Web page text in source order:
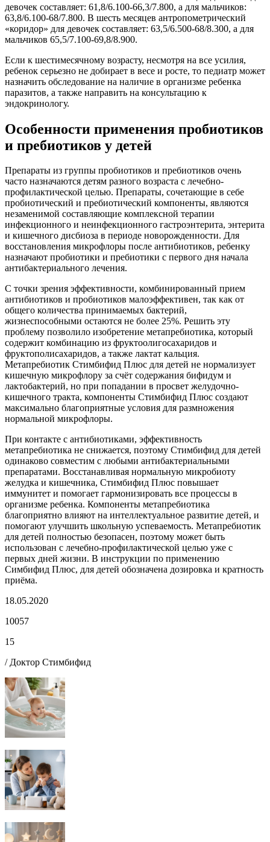
девочек составляет: 61,8/6.100-66,3/7.800, а для мальчиков:
63,8/6.100-68/7.800. В шесть месяцев антропометрический
«коридор» для девочек составляет: 63,5/6.500-68/8.300, а для
мальчиков 65,5/7.100-69,8/8.900.
Если к шестимесячному возрасту, несмотря на все усилия,
ребенок серьезно не добирает в весе и росте, то педиатр может
назначить обследование на наличие в организме ребенка
паразитов, а также направить на консультацию к
эндокринологу.
Особенности применения пробиотиков
и пребиотиков у детей
Препараты из группы пробиотиков и пребиотиков очень
часто назначаются детям разного возраста с лечебно-
профилактической целью. Препараты, сочетающие в себе
пробиотический и пребиотический компоненты, являются
незаменимой составляющие комплексной терапии
инфекционного и неинфекционного гастроэнтерита, энтерита
и кишечного дисбиоза в периоде новорожденности. Для
восстановления микрофлоры после антибиотиков, ребенку
назначают пробиотики и пребиотики с первого дня начала
антибактериального лечения.
С точки зрения эффективности, комбинированный прием
антибиотиков и пробиотиков малоэффективен, так как от
общего количества принимаемых бактерий,
жизнеспособными остаются не более 25%. Решить эту
проблему позволило изобретение метапребиотика, который
содержит комбинацию из фруктоолигосахаридов и
фруктополисахаридов, а также лактат кальция.
Метапребиотик Стимбифид Плюс для детей не нормализует
кишечную микрофлору за счёт содержания бифидум и
лактобактерий, но при попадании в просвет желудочно-
кишечного тракта, компоненты Стимбифид Плюс создают
максимально благоприятные условия для размножения
нормальной микрофлоры.
При контакте с антибиотиками, эффективность
метапребиотика не снижается, поэтому Стимбифид для детей
одинаково совместим с любыми антибактериальными
препаратами. Восстанавливая нормальную микробиоту
желудка и кишечника, Стимбифид Плюс повышает
иммунитет и помогает гармонизировать все процессы в
организме ребенка. Компоненты метапребиотика
благоприятно влияют на интеллектуальное развитие детей, и
помогают улучшить школьную успеваемость. Метапребиотик
для детей полностью безопасен, поэтому может быть
использован с лечебно-профилактической целью уже с
первых дней жизни. В инструкции по применению
Симбифид Плюс, для детей обозначена дозировка и кратность
приёма.
18.05.2020
10057
15
/ Доктор Стимбифид